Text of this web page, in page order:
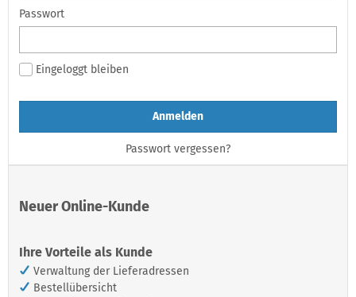
Passwort
Eingeloggt bleiben
Anmelden
Passwort vergessen?
Neuer Online-Kunde
Ihre Vorteile als Kunde
Verwaltung der Lieferadressen
Bestellübersicht